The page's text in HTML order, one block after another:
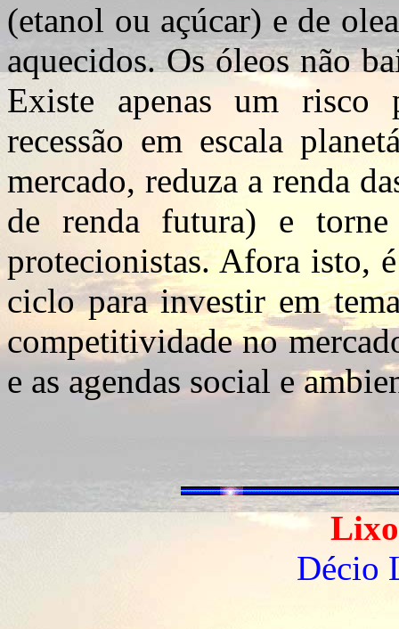
(etanol ou açúcar) e de
aquecidos. Os óleos não
Existe apenas um risco
recessão em escala
mercado, reduza a renda
de renda futura) e torne
protecionistas. Afora isto,
ciclo para investir em
competitividade no
e as agendas social e
Décio